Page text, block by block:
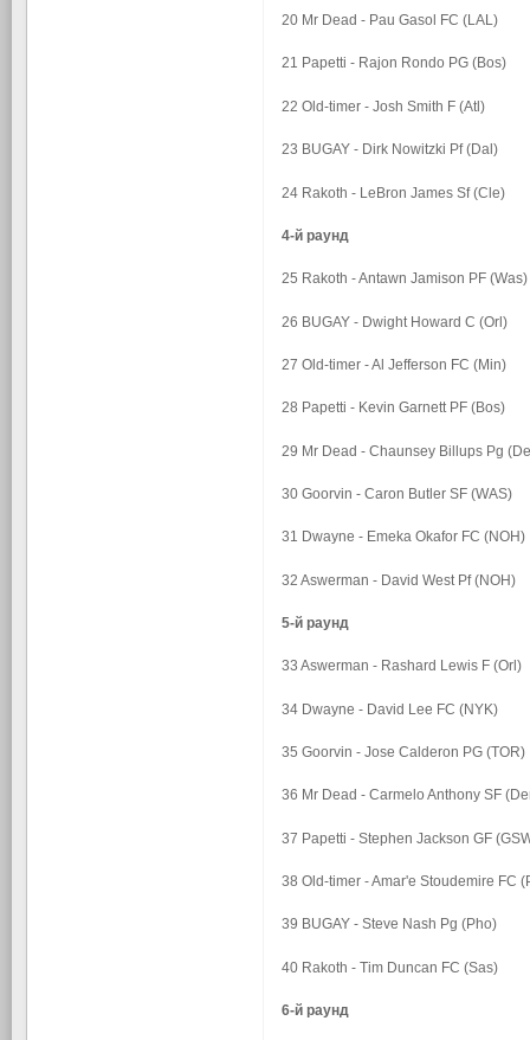
20 Mr Dead - Pau Gasol FC (LAL)
21 Papetti - Rajon Rondo PG (Bos)
22 Old-timer - Josh Smith F (Atl)
23 BUGAY - Dirk Nowitzki Pf (Dal)
24 Rakoth - LeBron James Sf (Cle)
4-й раунд
25 Rakoth - Antawn Jamison PF (Was)
26 BUGAY - Dwight Howard C (Orl)
27 Old-timer - Al Jefferson FC (Min)
28 Papetti - Kevin Garnett PF (Bos)
29 Mr Dead - Chaunsey Billups Pg
30 Goorvin - Caron Butler SF (WAS)
31 Dwayne - Emeka Okafor FC (NOH)
32 Aswerman - David West Pf (NOH)
5-й раунд
33 Aswerman - Rashard Lewis F (Orl)
34 Dwayne - David Lee FC (NYK)
35 Goorvin - Jose Calderon PG (TOR)
36 Mr Dead - Carmelo Anthony SF
37 Papetti - Stephen Jackson GF
38 Old-timer - Amar'e Stoudemire FC
39 BUGAY - Steve Nash Pg (Pho)
40 Rakoth - Tim Duncan FC (Sas)
6-й раунд